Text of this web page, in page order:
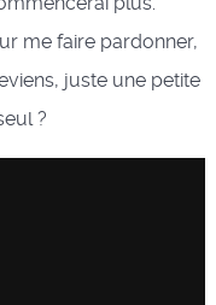
me faire pardonner,
juste une petite
?